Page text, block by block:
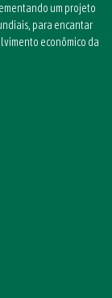
um projeto
para encantar
econômico da